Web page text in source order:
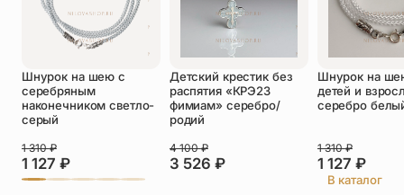
Оставить отзыв
Подтверждаю свое согласие с
политикой конфиденциальностии даю
согласие на обработку персональных
данных
Алена
09.07.2026
Купила в пару к крестику для ребенка. Покупкой
Шнурок на шею с
серебряным
наконечником светло-
серый
1 127 ₽
1 310₽
Детский крестик без
распятия «КРЭ23
фимиам» серебро/
родий
3 526 ₽
4 100₽
Шнурок на
детей и
серебро
1 127 ₽
1 310₽
В каталог